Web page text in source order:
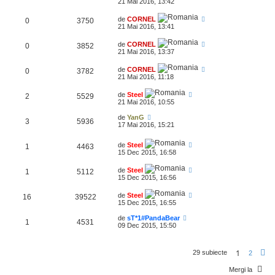
0 3750 de CORNEL
21 Mai 2016, 13:41
0 3852 de CORNEL
21 Mai 2016, 13:37
0 3782 de CORNEL
21 Mai 2016, 11:18
2 5529 de Steel
21 Mai 2016, 10:55
3 5936 de YanG
17 Mai 2016, 15:21
1 4463 de Steel
15 Dec 2015, 16:58
1 5112 de Steel
15 Dec 2015, 16:56
16 39522 de Steel
15 Dec 2015, 16:55
1 4531 de sT*1#PandaBear
09 Dec 2015, 15:50
29 subiecte 1 2
Mergi la